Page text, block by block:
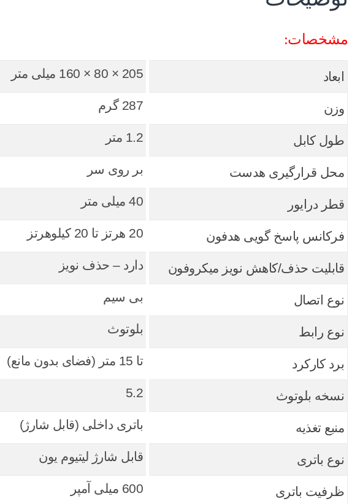
مشخصات:
ابعاد 205 × 80 × 160 میلی متر
وزن 287 گرم
طول کابل 1.2 متر
محل قرارگیری هدست بر روی سر
قطر درایور 40 میلی متر
فرکانس پاسخ گویی هدفون 20 هرتز تا 20 کیلوهرتز
قابلیت حذف/کاهش نویز میکروفون دارد – حذف نویز
نوع اتصال بی سیم
نوع رابط بلوتوث
برد کارکرد تا 15 متر (فضای بدون مانع)
نسخه بلوتوث 5.2
منبع تغذیه باتری داخلی (قابل شارژ)
نوع باتری قابل شارژ لیتیوم یون
ظرفیت باتری 600 میلی آمپر